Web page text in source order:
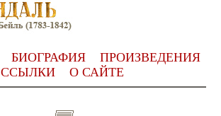
БИОГРАФИЯ
ПРОИЗВЕДЕНИЯ
ССЫЛКИ
О САЙТЕ